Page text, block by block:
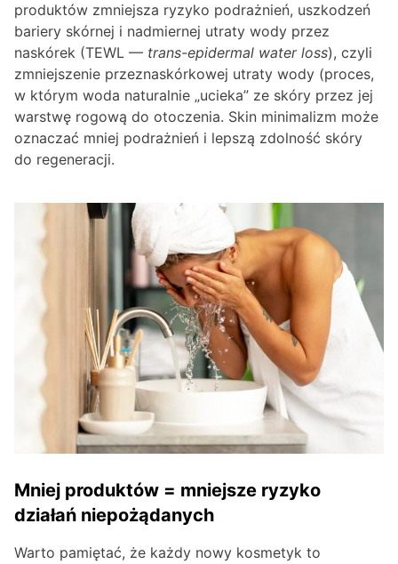
produktów zmniejsza ryzyko podrażnień, uszkodzeń
bariery skórnej i nadmiernej utraty wody przez
naskórek (TEWL — trans-epidermal water loss), czyli
zmniejszenie przeznaskórkowej utraty wody (proces,
w którym woda naturalnie „ucieka” ze skóry przez jej
warstwę rogową do otoczenia. Skin minimalizm może
oznaczać mniej podrażnień i lepszą zdolność skóry
do regeneracji.
Mniej produktów = mniejsze ryzyko
działań niepożądanych
Warto pamiętać, że każdy nowy kosmetyk to